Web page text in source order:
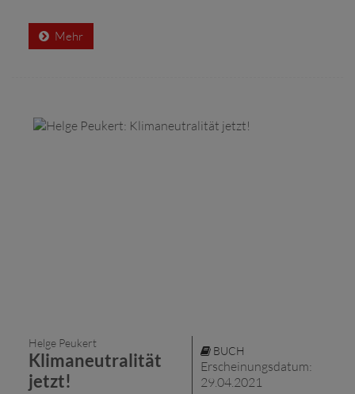
Mehr
Helge Peukert
Klimaneutralität
jetzt!
BUCH
Erscheinungsdatum:
29.04.2021